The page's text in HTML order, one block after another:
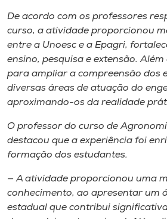
A+
A-
De acordo com os professores
curso, a atividade proporcionou
entre a Unoesc e a Epagri,
ensino, pesquisa e extensão.
para ampliar a compreensão dos
diversas áreas de atuação do
aproximando-os da realidade
O professor do curso de
destacou que a experiência foi
formação dos estudantes.
— A atividade proporcionou uma
conhecimento, ao apresentar um
estadual que contribui